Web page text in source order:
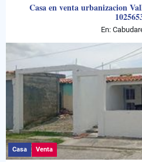
Casa en venta urbanizacion
En:
Casa Venta